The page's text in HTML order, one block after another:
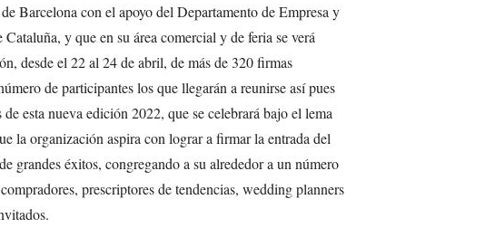
Barcelona con el apoyo del Departamento de Empresa y
y que en su área comercial y de feria se verá
desde el 22 al 24 de abril, de más de 320 firmas
de participantes los que llegarán a reunirse así pues
esta nueva edición 2022, que se celebrará bajo el lema
la organización aspira con lograr a firmar la entrada del
grandes éxitos, congregando a su alrededor a un número
prescriptores de tendencias, wedding planners